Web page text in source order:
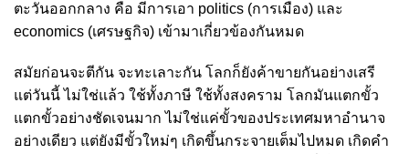
ตะวันออกกลาง คือ มีการเอา politics (การเมือง) และ
economics (เศรษฐกิจ) เข้ามาเกี่ยวข้องกันหมด
สมัยก่อนจะตีกัน จะทะเลาะกัน โลกก็ยังค้าขายกันอย่างเสรี
แต่วันนี้ ไม่ใช่แล้ว ใช้ทั้งภาษี ใช้ทั้งสงคราม โลกมันแตกขั้ว
แตกขั้วอย่างชัดเจนมาก ไม่ใช่แค่ขั้วของประเทศมหาอำนาจ
อย่างเดียว แต่ยังมีขั้วใหม่ๆ เกิดขึ้นกระจายเต็มไปหมด เกิดคำ